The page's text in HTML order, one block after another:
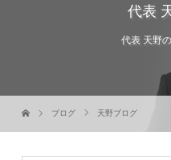
代表
代表 天野
ブログ 天野ブログ